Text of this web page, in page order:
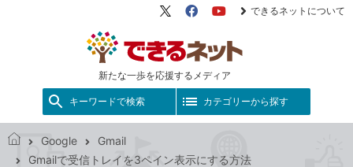
新たな一歩を応援するメディア
X（旧
FacebookYouTube
できるネットについて
キーワードで検索 カテゴリーから探す
で
Google
Gmail
Gmailで受信トレイを3ペイン表示にする方法